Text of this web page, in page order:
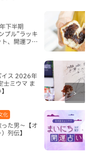
下半期
プル”ラッキ
、開運フー
イス 2026年
士ミウマ ま
た男～【オ
列伝】
化